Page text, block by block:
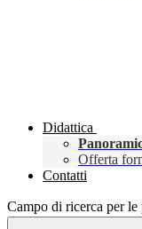
Didattica
Offerta
Contatti
Campo di ricerca per le